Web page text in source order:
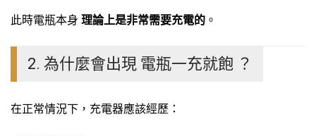
此時電瓶本身 理論上是非常需要充電的 。
2. 為什麼會出現 電瓶一充就飽 ？
在正常情況下，充電器應該經歷：